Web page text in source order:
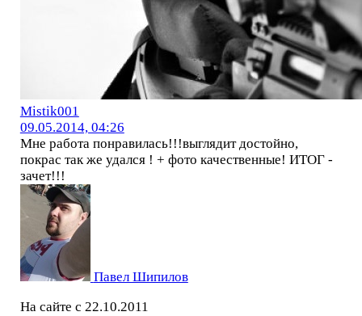
Mistik001
09.05.2014, 04:26
Мне работа понравилась!!!выглядит достойно,
покрас так же удался ! + фото качественные! ИТОГ -
зачет!!!
Павел Шипилов
На сайте с 22.10.2011